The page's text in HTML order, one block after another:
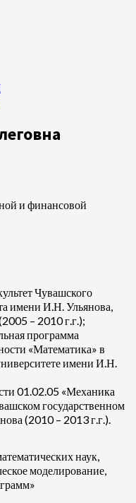
и финансовой
Чувашского
имени И.Н. Ульянова,
– 2010 г.г.);
программа
«Математика» в
имени И.Н.
01.02.05 «Механика
государственном
(2010 – 2013 г.г.).
наук,
моделирование,